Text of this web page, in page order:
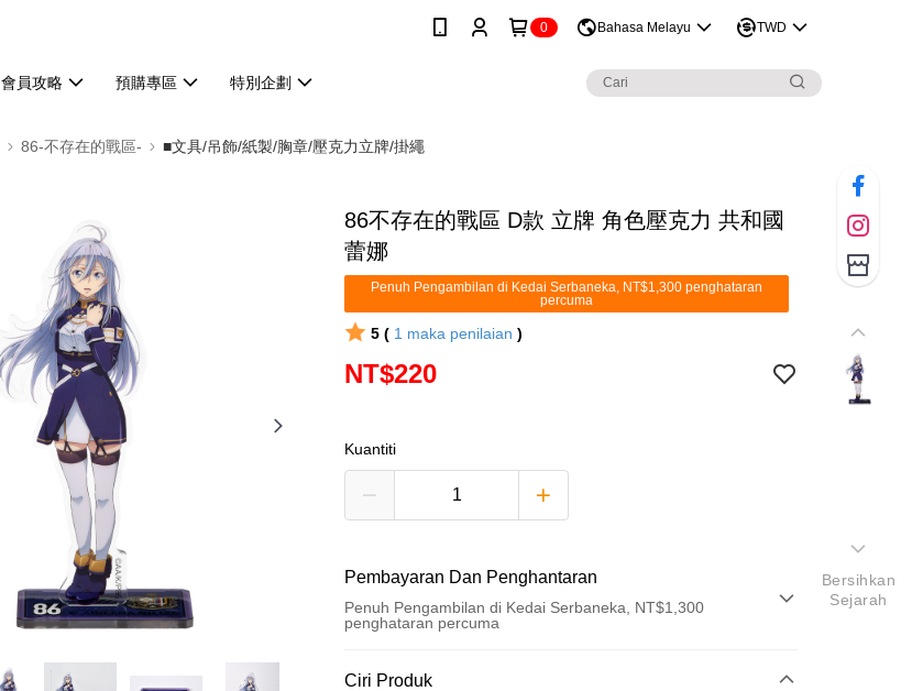
0 Bahasa Melayu TWD
會員攻略 預購專區 特別企劃
86-不存在的戰區- ■文具/吊飾/紙製/胸章/壓克力立牌/掛繩
86不存在的戰區 D款 立牌 角色壓克力 共和國
蕾娜
Penuh Pengambilan di Kedai Serbaneka, NT$1,300 penghataran
percuma
5 ( 1 maka penilaian )
NT$220
Kuantiti
Pembayaran Dan Penghantaran
Penuh Pengambilan di Kedai Serbaneka, NT$1,300
penghataran percuma
Kaedah Pembayaran
Ciri Produk
Bersihkan
Sejarah